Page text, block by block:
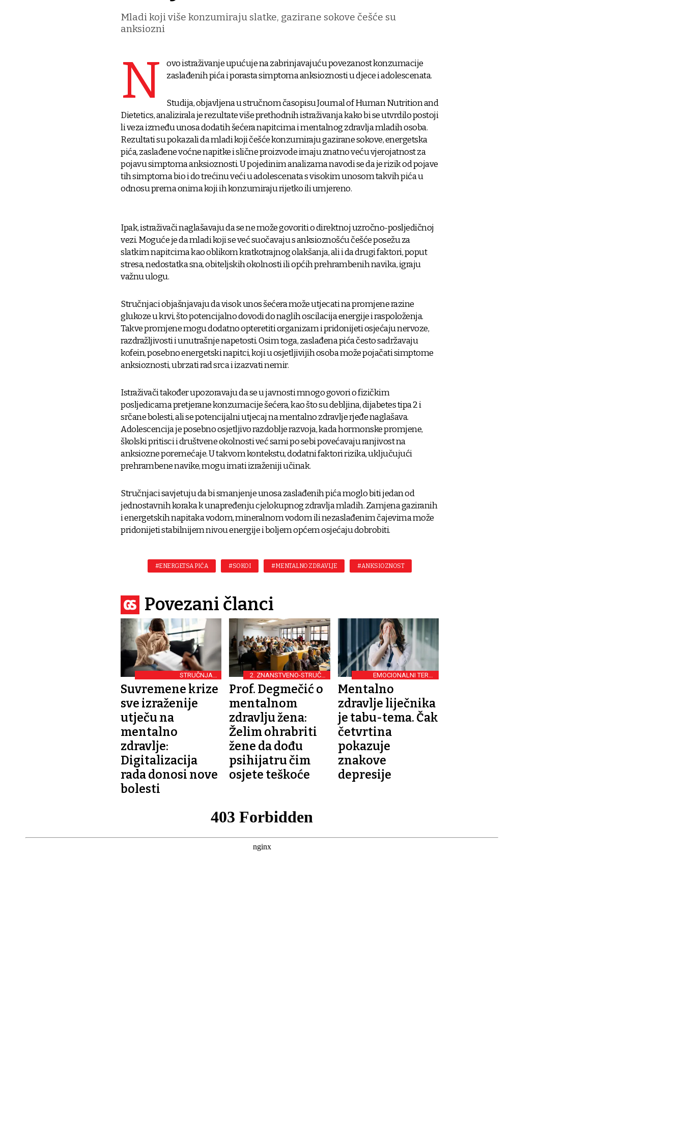
Mladi koji više konzumiraju slatke, gazirane sokove češće su
anksiozni
N
ovo istraživanje upućuje na zabrinjavajuću povezanost konzumacije
zaslađenih pića i porasta simptoma anksioznosti u djece i adolescenata.
Studija, objavljena u stručnom časopisu Journal of Human Nutrition and
Dietetics, analizirala je rezultate više prethodnih istraživanja kako bi se utvrdilo postoji
li veza između unosa dodatih šećera napitcima i mentalnog zdravlja mladih osoba.
Rezultati su pokazali da mladi koji češće konzumiraju gazirane sokove, energetska
pića, zaslađene voćne napitke i slične proizvode imaju znatno veću vjerojatnost za
pojavu simptoma anksioznosti. U pojedinim analizama navodi se da je rizik od pojave
tih simptoma bio i do trećinu veći u adolescenata s visokim unosom takvih pića u
odnosu prema onima koji ih konzumiraju rijetko ili umjereno.
Ipak, istraživači naglašavaju da se ne može govoriti o direktnoj uzročno-posljedičnoj
vezi. Moguće je da mladi koji se već suočavaju s anksioznošću češće posežu za
slatkim napitcima kao oblikom kratkotrajnog olakšanja, ali i da drugi faktori, poput
stresa, nedostatka sna, obiteljskih okolnosti ili općih prehrambenih navika, igraju
važnu ulogu.
Stručnjaci objašnjavaju da visok unos šećera može utjecati na promjene razine
glukoze u krvi, što potencijalno dovodi do naglih oscilacija energije i raspoloženja.
Takve promjene mogu dodatno opteretiti organizam i pridonijeti osjećaju nervoze,
razdražljivosti i unutrašnje napetosti. Osim toga, zaslađena pića često sadržavaju
kofein, posebno energetski napitci, koji u osjetljivijih osoba može pojačati simptome
anksioznosti, ubrzati rad srca i izazvati nemir.
Istraživači također upozoravaju da se u javnosti mnogo govori o fizičkim
posljedicama pretjerane konzumacije šećera, kao što su debljina, dijabetes tipa 2 i
srčane bolesti, ali se potencijalni utjecaj na mentalno zdravlje rjeđe naglašava.
Adolescencija je posebno osjetljivo razdoblje razvoja, kada hormonske promjene,
školski pritisci i društvene okolnosti već sami po sebi povećavaju ranjivost na
anksiozne poremećaje. U takvom kontekstu, dodatni faktori rizika, uključujući
prehrambene navike, mogu imati izraženiji učinak.
Stručnjaci savjetuju da bi smanjenje unosa zaslađenih pića moglo biti jedan od
jednostavnih koraka k unapređenju cjelokupnog zdravlja mladih. Zamjena gaziranih
i energetskih napitaka vodom, mineralnom vodom ili nezaslađenim čajevima može
pridonijeti stabilnijem nivou energije i boljem općem osjećaju dobrobiti.
#ENERGETSA PIĆA #SOKOI #MENTALNO ZDRAVLJE #ANKSIOZNOST
Povezani članci
STRUČNJACI
UPOZORAVAJU
Suvremene krize
sve izraženije
utječu na
mentalno
zdravlje:
Digitalizacija
rada donosi nove
bolesti
2. ZNANSTVENO-STRUČNI
SIMPOZIJ U OSIJEKU
Prof. Degmečić o
mentalnom
zdravlju žena:
Želim ohrabriti
žene da dođu
psihijatru čim
osjete teškoće
EMOCIONALNI TERET
POSLA
Mentalno
zdravlje liječnika
je tabu-tema. Čak
četvrtina
pokazuje
znakove
depresije